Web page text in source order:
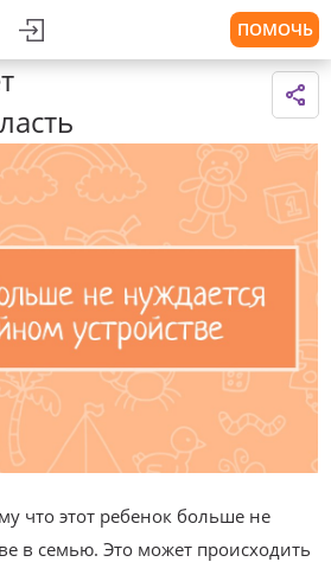
ПОМОЧЬ
что этот ребенок больше не
в семью. Это может происходить